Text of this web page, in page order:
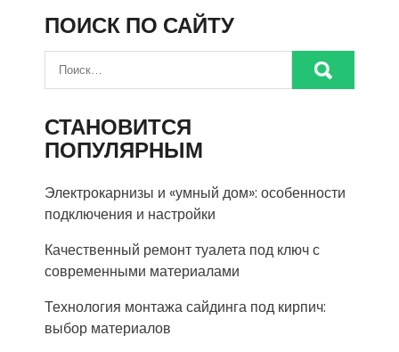
ПОИСК ПО САЙТУ
СТАНОВИТСЯ
ПОПУЛЯРНЫМ
Электрокарнизы и «умный дом»: особенности
подключения и настройки
Качественный ремонт туалета под ключ с
современными материалами
Технология монтажа сайдинга под кирпич:
выбор материалов